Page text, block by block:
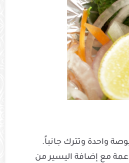
واحدة وتترك جانباً.
مع إضافة اليسير من